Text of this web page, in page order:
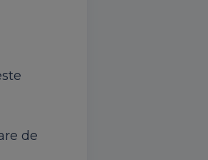
de